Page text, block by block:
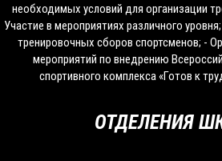
необходимых условий для организации
Участие в мероприятиях различного
тренировочных сборов спортсменов; -
мероприятий по внедрению
спортивного комплекса «Готов к
ОТДЕЛЕНИЯ